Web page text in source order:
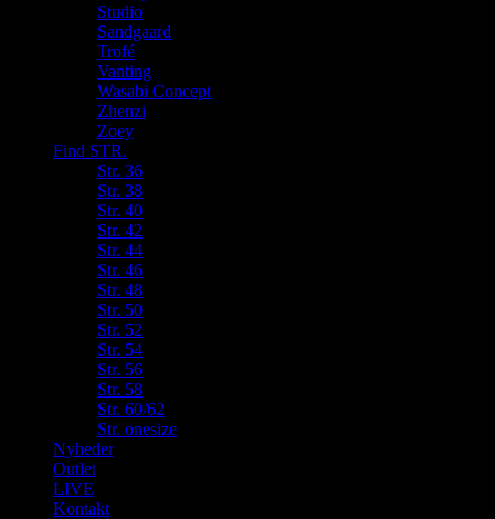
Studio
Sandgaard
Trofé
Vanting
Wasabi Concept
Zhenzi
Zoey
Find STR.
Str. 36
Str. 38
Str. 40
Str. 42
Str. 44
Str. 46
Str. 48
Str. 50
Str. 52
Str. 54
Str. 56
Str. 58
Str. 60/62
Str. onesize
Nyheder
Outlet
LIVE
Kontakt